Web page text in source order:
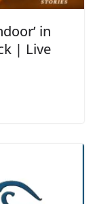
in
| Live